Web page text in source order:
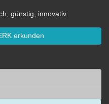
günstig, innovativ.
erkunden